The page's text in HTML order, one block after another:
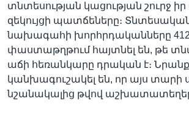
տնտեսության կացության շուրջ
զեկույցի պատճեները։
նախագահի խորհրդականները 412
փաստաթղթում հայտնել են, թե
աճի հեռանկարը դրական է։
կանխագուշակել են, որ այս տարի
նշանակալից թվով